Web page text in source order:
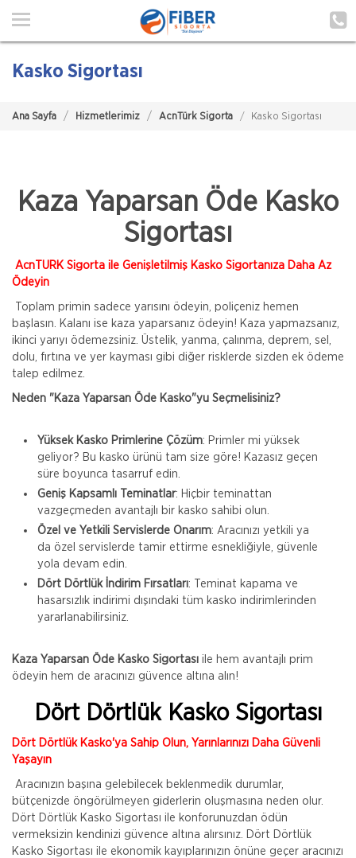
Ana Sayfa
Poliçe Hatırlat
Müşteri Girişi
Kasko Sigortası
Ana Sayfa Hizmetlerimiz AcnTürk Sigorta Kasko Sigortası
Kaza Yaparsan Öde Kasko
Sigortası
AcnTURK Sigorta ile Genişletilmiş Kasko Sigortanıza Daha Az
Ödeyin
Toplam primin sadece yarısını ödeyin, poliçeniz hemen
başlasın. Kalanı ise kaza yaparsanız ödeyin! Kaza yapmazsanız,
ikinci yarıyı ödemezsiniz. Üstelik, yanma, çalınma, deprem, sel,
dolu, fırtına ve yer kayması gibi diğer risklerde sizden ek ödeme
talep edilmez.
Neden "Kaza Yaparsan Öde Kasko"yu Seçmelisiniz?
Yüksek Kasko Primlerine Çözüm: Primler mi yüksek
geliyor? Bu kasko ürünü tam size göre! Kazasız geçen
süre boyunca tasarruf edin.
Geniş Kapsamlı Teminatlar: Hiçbir teminattan
vazgeçmeden avantajlı bir kasko sahibi olun.
Özel ve Yetkili Servislerde Onarım: Aracınızı yetkili ya
da özel servislerde tamir ettirme esnekliğiyle, güvenle
yola devam edin.
Dört Dörtlük İndirim Fırsatları: Teminat kapama ve
hasarsızlık indirimi dışındaki tüm kasko indirimlerinden
yararlanabilirsiniz.
Kaza Yaparsan Öde Kasko Sigortası ile hem avantajlı prim
ödeyin hem de aracınızı güvence altına alın!
Dört Dörtlük Kasko Sigortası
Dört Dörtlük Kasko'ya Sahip Olun, Yarınlarınızı Daha Güvenli
Yaşayın
Aracınızın başına gelebilecek beklenmedik durumlar,
bütçenizde öngörülmeyen giderlerin oluşmasına neden olur.
Dört Dörtlük Kasko Sigortası ile konforunuzdan ödün
vermeksizin kendinizi güvence altına alırsınız. Dört Dörtlük
Kasko Sigortası ile ekonomik kayıplarınızın önüne geçer aracınızı